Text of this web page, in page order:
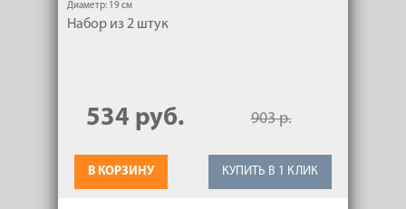
Диаметр: 19 см
Набор из 2 штук
534 руб. 903 р.
В КОРЗИНУ КУПИТЬ В 1 КЛИК